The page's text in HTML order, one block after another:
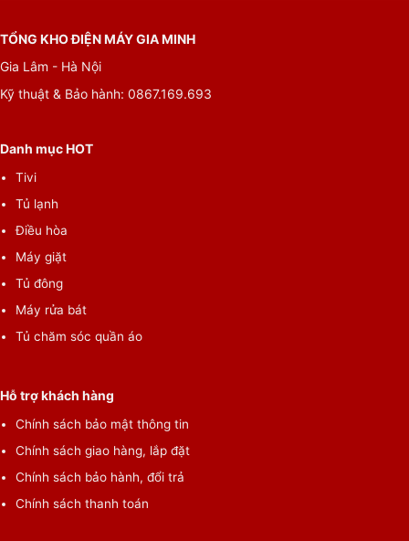
TỔNG KHO ĐIỆN MÁY GIA MINH
Gia Lâm - Hà Nội
Kỹ thuật & Bảo hành: 0867.169.693
Danh mục HOT
Tivi
Tủ lạnh
Điều hòa
Máy giặt
Tủ đông
Máy rửa bát
Tủ chăm sóc quần áo
Hỗ trợ khách hàng
Chính sách bảo mật thông tin
Chính sách giao hàng, lắp đặt
Chính sách bảo hành, đổi trả
Chính sách thanh toán